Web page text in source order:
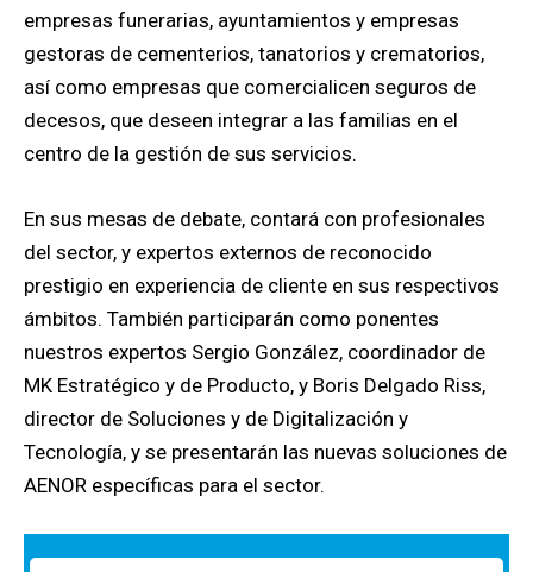
empresas funerarias, ayuntamientos y empresas
gestoras de cementerios, tanatorios y crematorios,
así como empresas que comercialicen seguros de
decesos, que deseen integrar a las familias en el
centro de la gestión de sus servicios.
En sus mesas de debate, contará con profesionales
del sector, y expertos externos de reconocido
prestigio en experiencia de cliente en sus respectivos
ámbitos. También participarán como ponentes
nuestros expertos Sergio González, coordinador de
MK Estratégico y de Producto, y Boris Delgado Riss,
director de Soluciones y de Digitalización y
Tecnología, y se presentarán las nuevas soluciones de
AENOR específicas para el sector.